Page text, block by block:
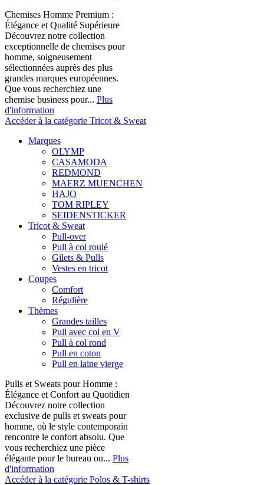
Chemises Homme Premium :
Élégance et Qualité Supérieure
Découvrez notre collection
exceptionnelle de chemises pour
homme, soigneusement
sélectionnées auprès des plus
grandes marques européennes.
Que vous recherchiez une
chemise business pour... Plus
d'information
Accéder à la catégorie Tricot & Sweat
Marques
OLYMP
CASAMODA
REDMOND
MAERZ MUENCHEN
HAJO
TOM RIPLEY
SEIDENSTICKER
Tricot & Sweat
Pull-over
Pull à col roulé
Gilets & Pulls
Vestes en tricot
Coupes
Comfort
Régulière
Thèmes
Grandes tailles
Pull avec col en V
Pull à col rond
Pull en coton
Pull en laine vierge
Pulls et Sweats pour Homme :
Élégance et Confort au Quotidien
Découvrez notre collection
exclusive de pulls et sweats pour
homme, où le style contemporain
rencontre le confort absolu. Que
vous recherchiez une pièce
élégante pour le bureau ou... Plus
d'information
Accéder à la catégorie Polos & T-shirts